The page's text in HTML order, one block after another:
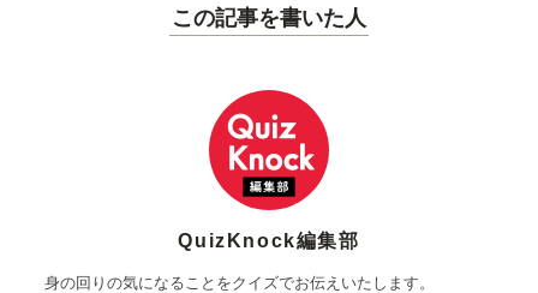
この記事を書いた人
QuizKnock編集部
身の回りの気になることをクイズでお伝えいたします。